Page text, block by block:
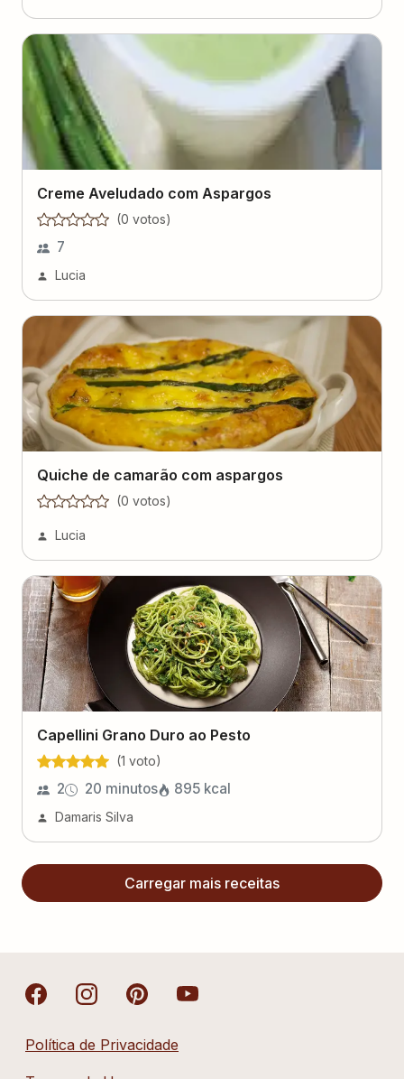
Creme Aveludado com Aspargos
(0 votos)
7
Lucia
Quiche de camarão com aspargos
(0 votos)
Lucia
Capellini Grano Duro ao Pesto
(1 voto)
2 20 minutos 895 kcal
Damaris Silva
Carregar mais receitas
Política de Privacidade